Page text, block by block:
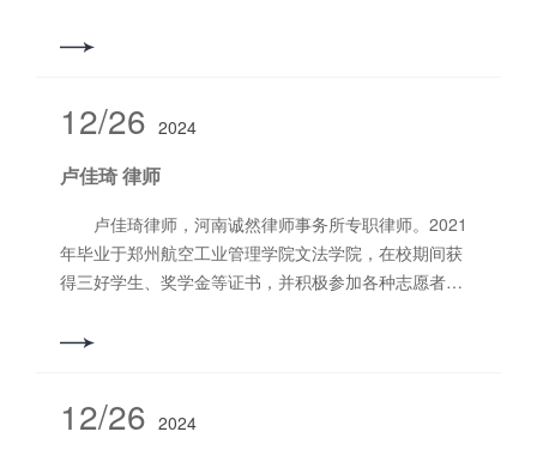
充分维护每一位当事人的合法权益。 擅长领域：建
12/26 2024
卢佳琦 律师
卢佳琦律师，河南诚然律师事务所专职律师。2021
年毕业于郑州航空工业管理学院文法学院，在校期间获
得三好学生、奖学金等证书，并积极参加各种志愿者活
指导老师的步伐学会将理论知识运用于实务，进而不断
联系电话：15090191439
12/26 2024